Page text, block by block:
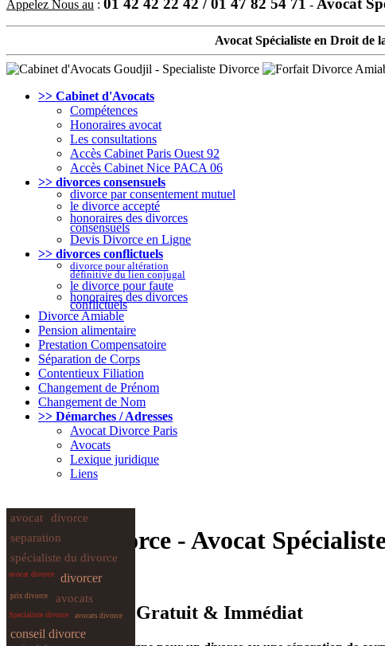
Appelez Nous au : 01 42 42 22 42 / 01 47 82 54 71 - Avocat
Avocat Spécialiste en Droit de
>> Cabinet d'Avocats
Compétences
Honoraires avocat
Les consultations
Accès Cabinet Paris Ouest 92
Accès Cabinet Nice PACA 06
>> divorces consensuels
divorce par consentement mutuel
le divorce accepté
honoraires des divorces
consensuels
Devis Divorce en Ligne
>> divorces conflictuels
divorce pour altération
définitive du lien conjugal
le divorce pour faute
honoraires des divorces
conflictuels
Divorce Amiable
Pension alimentaire
Prestation Compensatoire
Séparation de Corps
Contentieux Filiation
Changement de Prénom
Changement de Nom
>> Démarches / Adresses
Avocat Divorce Paris
Avocats
Lexique juridique
Liens
avocat
divorce
separation
spécialiste du divorce
avocat divorce divorcer
prix divorce avocats
Specialiste divorce avocats divorce
conseil divorce
Avocat Divorce - Avocat
Divorce : Devis Gratuit & Immédiat